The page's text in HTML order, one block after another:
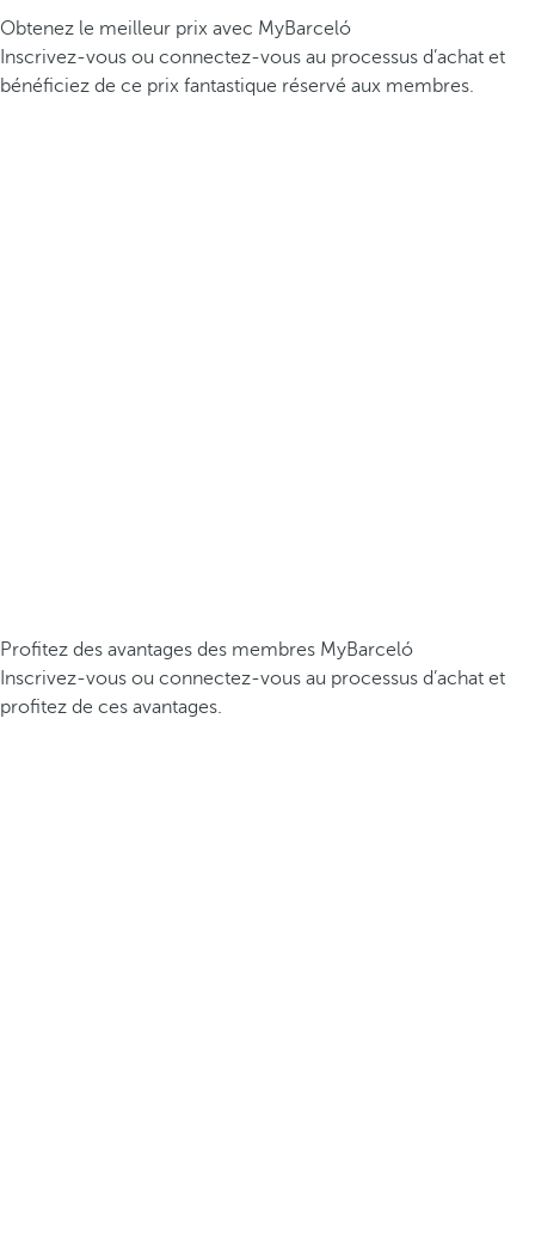
Obtenez le meilleur prix avec MyBarceló
Inscrivez-vous ou connectez-vous au processus d’achat et
bénéficiez de ce prix fantastique réservé aux membres.
Profitez des avantages des membres MyBarceló
Inscrivez-vous ou connectez-vous au processus d’achat et
profitez de ces avantages.